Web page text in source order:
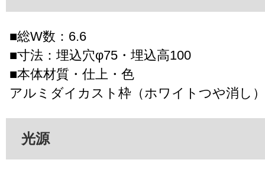
■総W数：6.6
■寸法：埋込穴φ75・埋込高100
■本体材質・仕上・色
アルミダイカスト枠（ホワイトつや消し
光源